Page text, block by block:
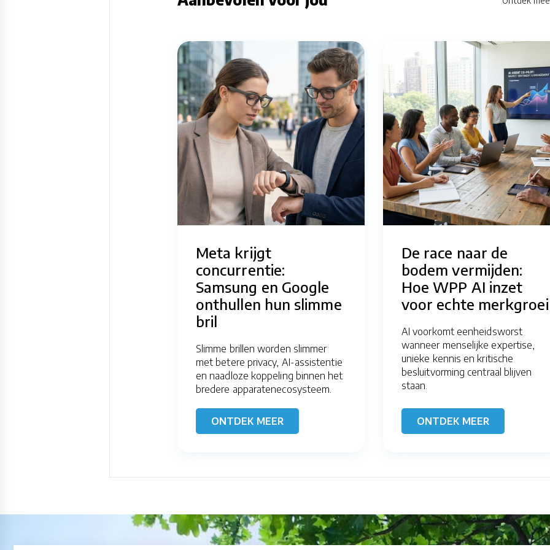
Meta krijgt
concurrentie:
Samsung en Google
onthullen hun slimme
bril
Slimme brillen worden slimmer
met betere privacy, AI-assistentie
en naadloze koppeling binnen het
bredere apparatenecosysteem.
ONTDEK MEER
De race naar de
bodem vermijden:
Hoe WPP AI inzet
voor echte merkgroei
AI voorkomt eenheidsworst
wanneer menselijke expertise,
unieke kennis en kritische
besluitvorming centraal blijven
staan.
ONTDEK MEER